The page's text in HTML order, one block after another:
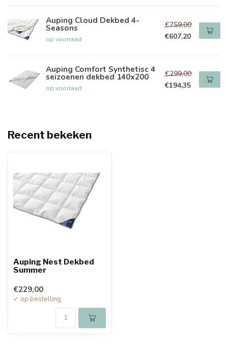
Auping Cloud Dekbed 4-
Seasons
op voorraad
€759,00
€607,20
Auping Comfort Synthetisc 4
seizoenen dekbed 140x200
op voorraad
€299,00
€194,35
Recent bekeken
Auping Nest Dekbed
Summer
€229,00
✓ op bestelling